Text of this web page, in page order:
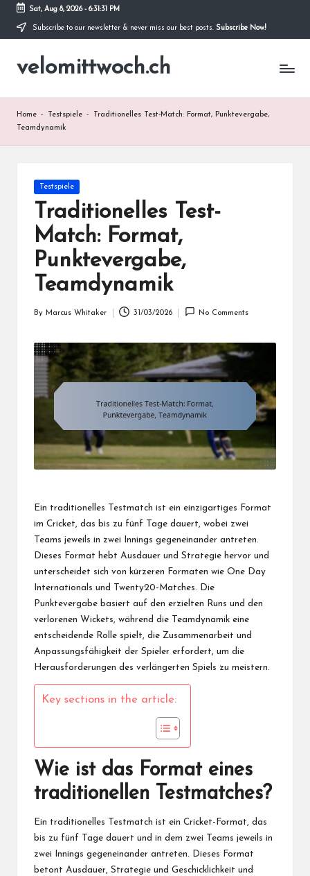
Skip
content
Sat, Aug 8, 2026- 6:31:33 PM
Subscribe to our newsletter & never miss our best posts. Subscribe Now!
velomittwoch.ch
Home - Testspiele -
Traditionelles Test-Match: Format, Punktevergabe,
Teamdynamik
Posted
in
Testspiele
Traditionelles Test-
Match: Format,
Punktevergabe,
Teamdynamik
By Marcus Whitaker 31/03/2026 No Comments
Ein traditionelles Testmatch ist ein einzigartiges Format
im Cricket, das bis zu fünf Tage dauert, wobei zwei
Teams jeweils in zwei Innings gegeneinander antreten.
Dieses Format hebt Ausdauer und Strategie hervor und
unterscheidet sich von kürzeren Formaten wie One Day
Internationals und Twenty20-Matches. Die
Punktevergabe basiert auf den erzielten Runs und den
verlorenen Wickets, während die Teamdynamik eine
entscheidende Rolle spielt, die Zusammenarbeit und
Anpassungsfähigkeit der Spieler erfordert, um die
Herausforderungen des verlängerten Spiels zu meistern.
Key sections in the article:
Wie ist das Format eines
traditionellen Testmatches?
Ein traditionelles Testmatch ist ein Cricket-Format, das
bis zu fünf Tage dauert und in dem zwei Teams jeweils in
zwei Innings gegeneinander antreten. Dieses Format
betont Ausdauer, Strategie und Geschicklichkeit und